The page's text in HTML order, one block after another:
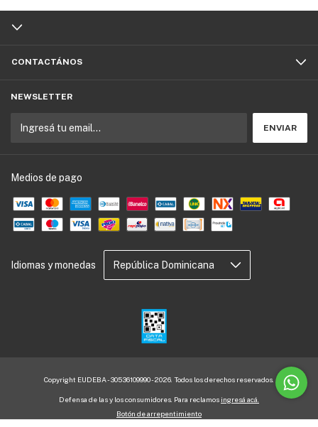
CONTACTÁNOS
NEWSLETTER
Medios de pago
Idiomas y monedas
Copyright EUDEBA - 30536109990 - 2026. Todos los derechos reservados.
Defensa de las y los consumidores. Para reclamos ingresá acá.
Botón de arrepentimiento